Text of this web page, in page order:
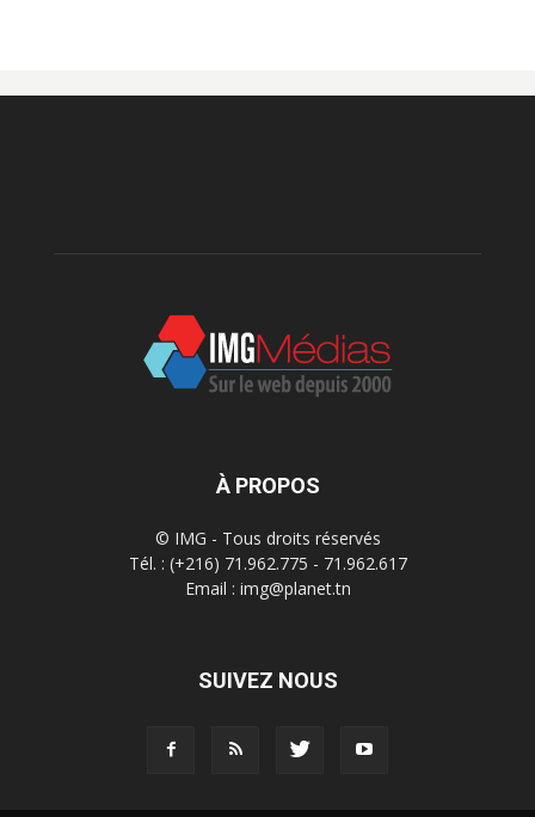
À PROPOS
© IMG - Tous droits réservés
Tél. : (+216) 71.962.775 - 71.962.617
Email : img@planet.tn
SUIVEZ NOUS